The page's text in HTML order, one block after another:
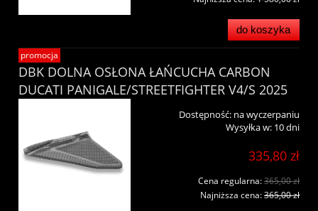
do koszyka
DBK DOLNA OSŁONA ŁAŃCUCHA CARBON
DUCATI PANIGALE/STREETFIGHTER V4/S 2025
Dostępność: na wyczerpaniu
Wysyłka w: 10 dni
335,80 zł
Cena regularna:365,00 zł
Najniższa cena:365,00 zł
promocja